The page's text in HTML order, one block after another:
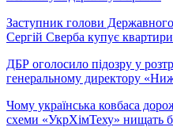
Заступник голови
Сергій Сверба купує
ДБР оголосило підозру у
генеральному директору
Чому українська ковбаса
схеми «УкрХімТеху» нищать